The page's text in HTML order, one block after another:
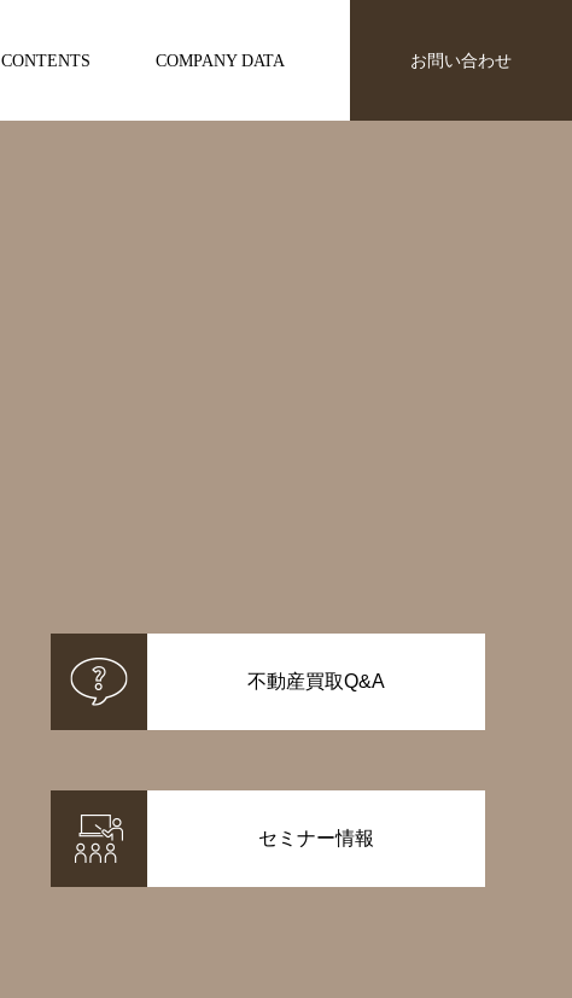
CONTENTS COMPANY DATA お問い合わせ
不動産買取Q&A
セミナー情報